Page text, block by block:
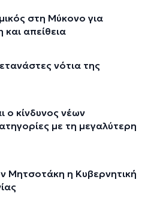
στη Μύκονο για
και απείθεια
νότια της
ο κίνδυνος νέων
με τη μεγαλύτερη
Μητσοτάκη η Κυβερνητική